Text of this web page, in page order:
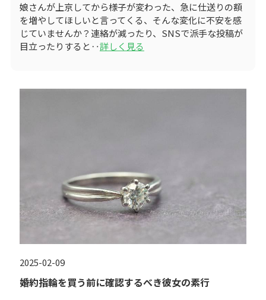
娘さんが上京してから様子が変わった、急に仕送りの額
を増やしてほしいと言ってくる、そんな変化に不安を感
じていませんか？連絡が減ったり、SNSで派手な投稿が
目立ったりすると‥詳しく見る
2025-02-09
婚約指輪を買う前に確認するべき彼女の素行